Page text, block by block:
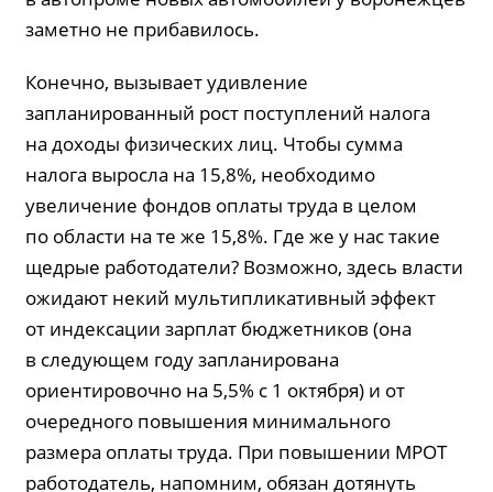
заметно не прибавилось.
Конечно, вызывает удивление
запланированный рост поступлений налога
на доходы физических лиц. Чтобы сумма
налога выросла на 15,8%, необходимо
увеличение фондов оплаты труда в целом
по области на те же 15,8%. Где же у нас такие
щедрые работодатели? Возможно, здесь власти
ожидают некий мультипликативный эффект
от индексации зарплат бюджетников (она
в следующем году запланирована
ориентировочно на 5,5% с 1 октября) и от
очередного повышения минимального
размера оплаты труда. При повышении МРОТ
работодатель, напомним, обязан дотянуть